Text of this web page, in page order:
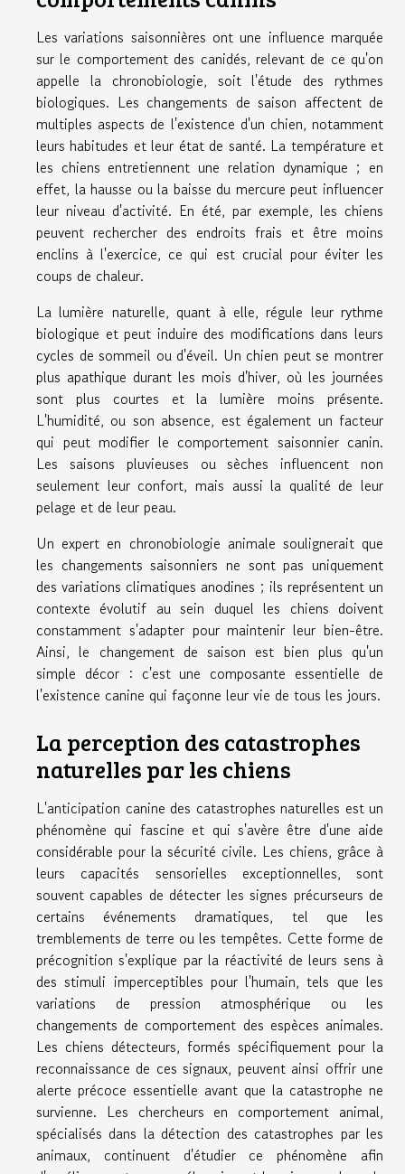
Les variations saisonnières ont une influence marquée
sur le comportement des canidés, relevant de ce qu'on
appelle la chronobiologie, soit l'étude des rythmes
biologiques. Les changements de saison affectent de
multiples aspects de l'existence d'un chien, notamment
leurs habitudes et leur état de santé. La température et
les chiens entretiennent une relation dynamique ; en
effet, la hausse ou la baisse du mercure peut influencer
leur niveau d'activité. En été, par exemple, les chiens
peuvent rechercher des endroits frais et être moins
enclins à l'exercice, ce qui est crucial pour éviter les
coups de chaleur.
La lumière naturelle, quant à elle, régule leur rythme
biologique et peut induire des modifications dans leurs
cycles de sommeil ou d'éveil. Un chien peut se montrer
plus apathique durant les mois d'hiver, où les journées
sont plus courtes et la lumière moins présente.
L'humidité, ou son absence, est également un facteur
qui peut modifier le comportement saisonnier canin.
Les saisons pluvieuses ou sèches influencent non
seulement leur confort, mais aussi la qualité de leur
pelage et de leur peau.
Un expert en chronobiologie animale soulignerait que
les changements saisonniers ne sont pas uniquement
des variations climatiques anodines ; ils représentent un
contexte évolutif au sein duquel les chiens doivent
constamment s'adapter pour maintenir leur bien-être.
Ainsi, le changement de saison est bien plus qu'un
simple décor : c'est une composante essentielle de
l'existence canine qui façonne leur vie de tous les jours.
La perception des catastrophes
naturelles par les chiens
L'anticipation canine des catastrophes naturelles est un
phénomène qui fascine et qui s'avère être d'une aide
considérable pour la sécurité civile. Les chiens, grâce à
leurs capacités sensorielles exceptionnelles, sont
souvent capables de détecter les signes précurseurs de
certains événements dramatiques, tel que les
tremblements de terre ou les tempêtes. Cette forme de
précognition s'explique par la réactivité de leurs sens à
des stimuli imperceptibles pour l'humain, tels que les
variations de pression atmosphérique ou les
changements de comportement des espèces animales.
Les chiens détecteurs, formés spécifiquement pour la
reconnaissance de ces signaux, peuvent ainsi offrir une
alerte précoce essentielle avant que la catastrophe ne
survienne. Les chercheurs en comportement animal,
spécialisés dans la détection des catastrophes par les
animaux, continuent d'étudier ce phénomène afin